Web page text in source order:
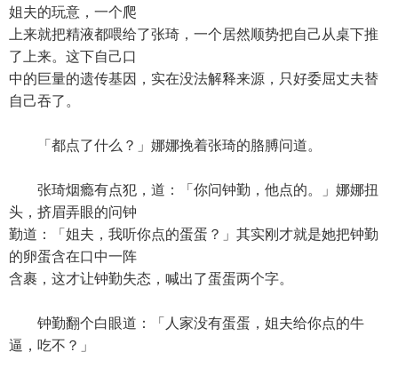
姐夫的玩意，一个爬
上来就把精液都喂给了张琦，一个居然顺势把自己从桌下推
了上来。这下自己口
中的巨量的遗传基因，实在没法解释来源，只好委屈丈夫替
自己吞了。
「都点了什么？」娜娜挽着张琦的胳膊问道。
张琦烟瘾有点犯，道：「你问钟勤，他点的。」娜娜扭
头，挤眉弄眼的问钟
勤道：「姐夫，我听你点的蛋蛋？」其实刚才就是她把钟勤
的卵蛋含在口中一阵
含裹，这才让钟勤失态，喊出了蛋蛋两个字。
钟勤翻个白眼道：「人家没有蛋蛋，姐夫给你点的牛
逼，吃不？」